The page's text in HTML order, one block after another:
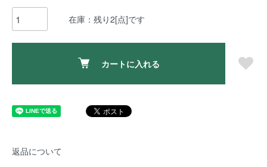
在庫：残り2[点]です
カートに入れる
返品について